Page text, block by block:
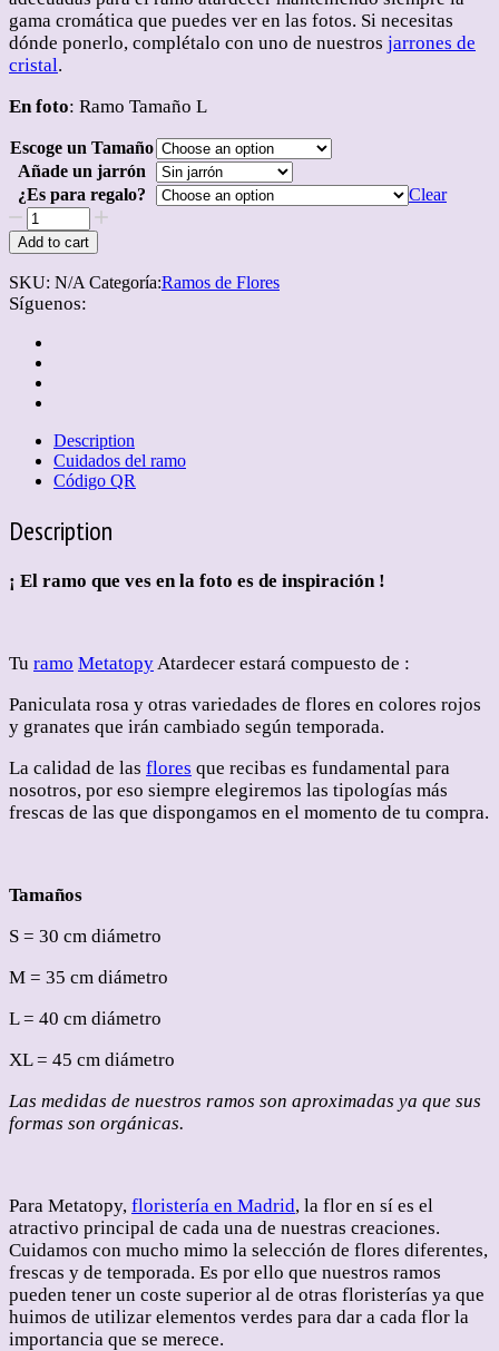
gama cromática que puedes ver en las fotos. Si necesitas
dónde ponerlo, complétalo con uno de nuestros jarrones de
cristal.
En foto: Ramo Tamaño L
Escoge un Tamaño
Añade un jarrón
¿Es para regalo?
Clear
Ramo
Metatopy
Atardecer
quantity
Add to cart
SKU: N/A Categoría:Ramos de Flores
Síguenos:
Description
Cuidados del ramo
Código QR
Description
¡ El ramo que ves en la foto es de inspiración !
Tu ramo MetatopyAtardecer estará compuesto de :
Paniculata rosa y otras variedades de flores en colores rojos
y granates que irán cambiado según temporada.
La calidad de las flores que recibas es fundamental para
nosotros, por eso siempre elegiremos las tipologías más
frescas de las que dispongamos en el momento de tu compra.
Tamaños
S = 30 cm diámetro
M = 35 cm diámetro
L = 40 cm diámetro
XL = 45 cm diámetro
Las medidas de nuestros ramos son aproximadas ya que sus
formas son orgánicas.
Para Metatopy, floristería en Madrid, la flor en sí es el
atractivo principal de cada una de nuestras creaciones.
Cuidamos con mucho mimo la selección de flores diferentes,
frescas y de temporada. Es por ello que nuestros ramos
pueden tener un coste superior al de otras floristerías ya que
huimos de utilizar elementos verdes para dar a cada flor la
importancia que se merece.